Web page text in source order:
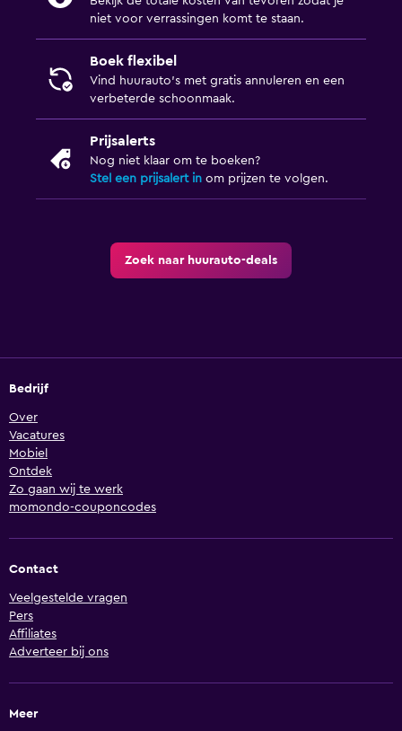
niet voor verrassingen komt te staan.
Boek flexibel
Vind huurauto's met gratis annuleren en een
verbeterde schoonmaak.
Prijsalerts
Nog niet klaar om te boeken?
Stel een prijsalert in om prijzen te volgen.
Zoek naar huurauto-deals
Bedrijf
Over
Vacatures
Mobiel
Ontdek
Zo gaan wij te werk
momondo-couponcodes
Contact
Veelgestelde vragen
Pers
Affiliates
Adverteer bij ons
Meer